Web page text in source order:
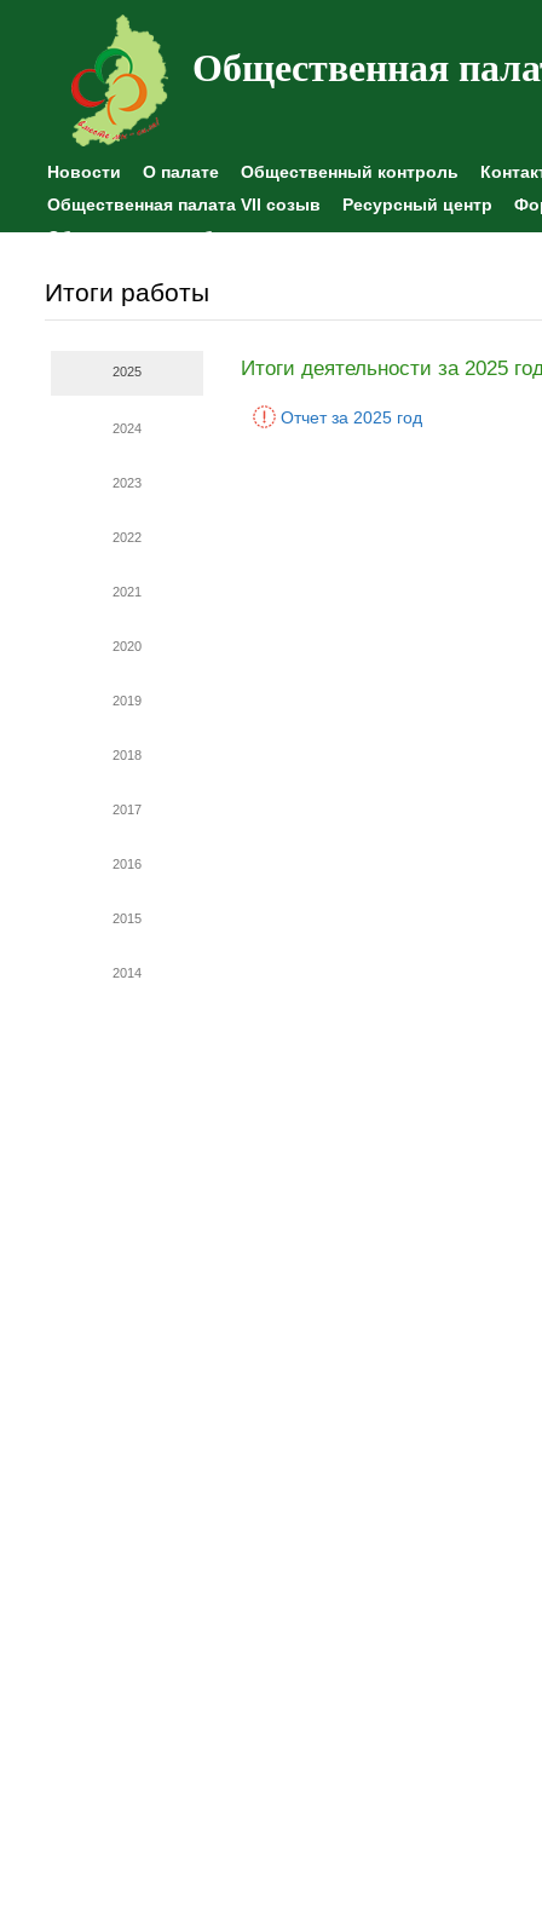
Общественная
Новости О палате Общественный контроль
Общественная палата VII созыв
Ресурсный центр
Общественные наблюдения
Итоги работы
2025
2024
2023
2022
2021
2020
2019
2018
2017
2016
2015
2014
Итоги деятельности за 2025
Отчет за 2025 год